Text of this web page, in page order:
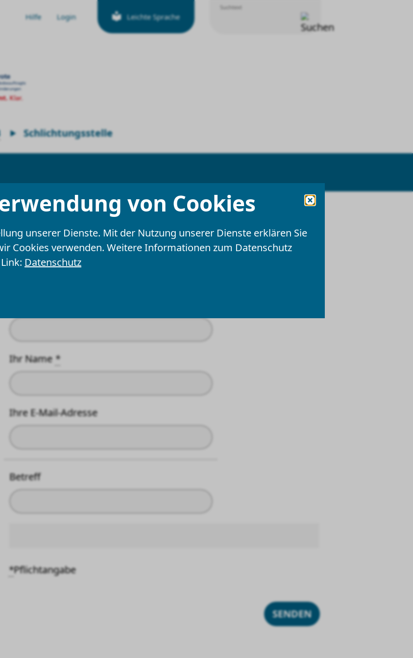
von Cookies
unserer Dienste. Mit der Nutzung unserer Dienste erklären Sie
Cookies verwenden. Weitere Informationen zum Datenschutz
Datenschutz
Hilfe Login Leichte Sprache
Suchtext
Schlichtungsstelle
Seite empfehlen
Felder mit einem * sind Pflichtfelder und müssen ausgefüllt werden
Ihr Name*
Ihre E-Mail-Adresse
Betreff
*Pflichtangabe